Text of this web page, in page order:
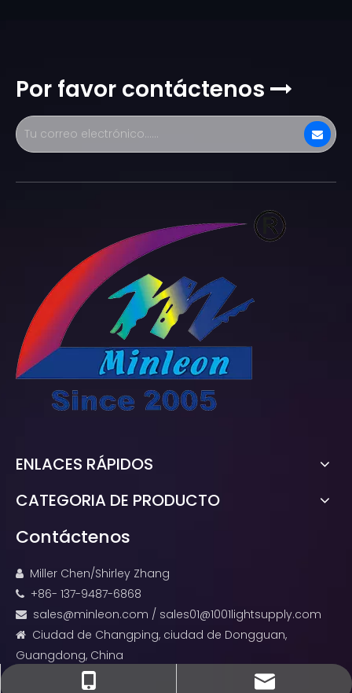
Por favor contáctenos 
ENLACES RÁPIDOS
CATEGORIA DE PRODUCTO
Contáctenos
 Miller Chen/Shirley Zhang
 +86- 137-9487-6868
 sales@minleon.com / sales01@1001lightsupply.com

Ciudad de Changping, ciudad de Dongguan,
Guangdong, China